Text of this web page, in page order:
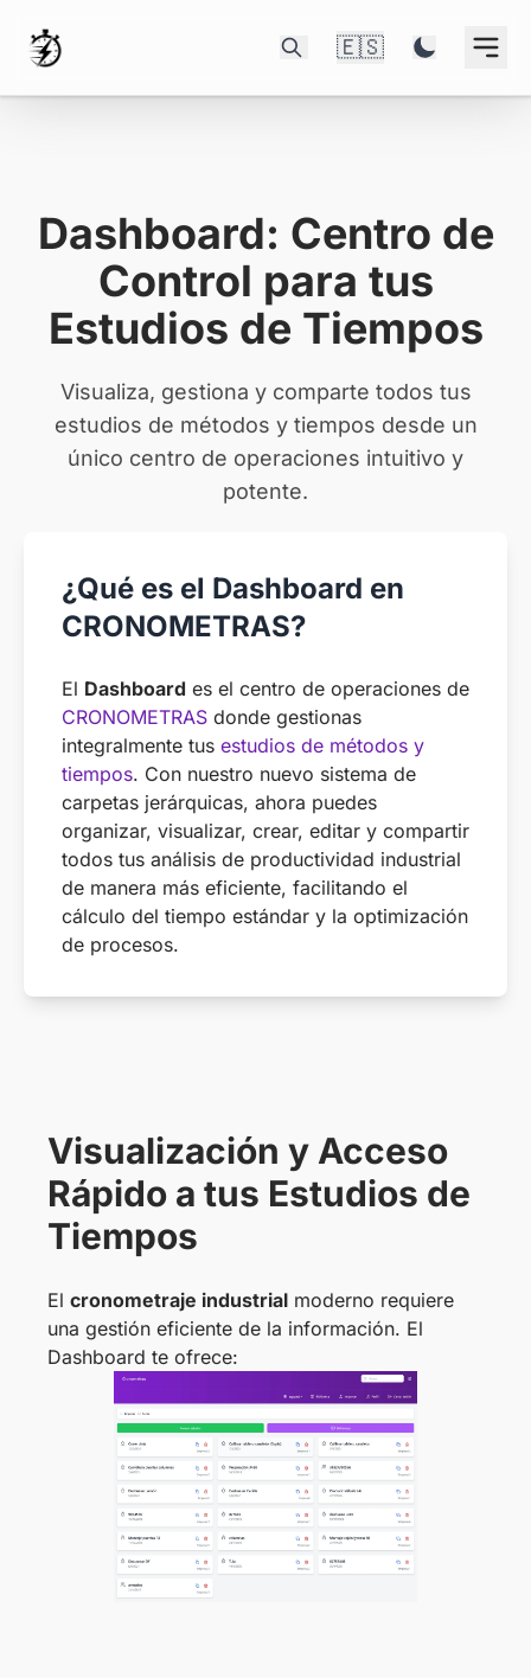
🇪🇸
Dashboard: Centro de
Control para tus
Estudios de Tiempos
Visualiza, gestiona y comparte todos tus
estudios de métodos y tiempos desde un
único centro de operaciones intuitivo y
potente.
¿Qué es el Dashboard en
CRONOMETRAS?
El Dashboard es el centro de operaciones de
CRONOMETRAS donde gestionas
integralmente tus estudios de métodos y
tiempos. Con nuestro nuevo sistema de
carpetas jerárquicas, ahora puedes
organizar, visualizar, crear, editar y compartir
todos tus análisis de productividad industrial
de manera más eficiente, facilitando el
cálculo del tiempo estándar y la optimización
de procesos.
Visualización y Acceso
Rápido a tus Estudios de
Tiempos
El cronometraje industrial moderno requiere
una gestión eficiente de la información. El
Dashboard te ofrece: